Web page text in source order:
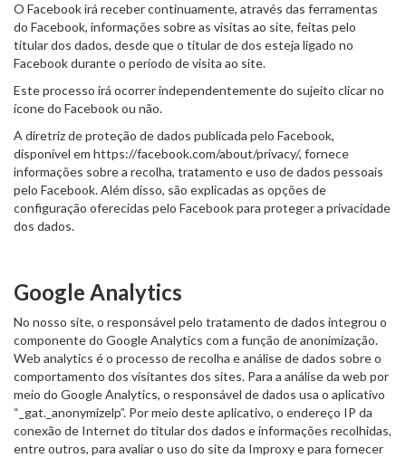
O Facebook irá receber continuamente, através das ferramentas
do Facebook, informações sobre as visitas ao site, feitas pelo
titular dos dados, desde que o titular de dos esteja ligado no
Facebook durante o período de visita ao site.
Este processo irá ocorrer independentemente do sujeito clicar no
ícone do Facebook ou não.
A diretriz de proteção de dados publicada pelo Facebook,
disponível em https://facebook.com/about/privacy/, fornece
informações sobre a recolha, tratamento e uso de dados pessoais
pelo Facebook. Além disso, são explicadas as opções de
configuração oferecidas pelo Facebook para proteger a privacidade
dos dados.
Google Analytics
No nosso site, o responsável pelo tratamento de dados integrou o
componente do Google Analytics com a função de anonimização.
Web analytics é o processo de recolha e análise de dados sobre o
comportamento dos visitantes dos sites. Para a análise da web por
meio do Google Analytics, o responsável de dados usa o aplicativo
“_gat._anonymizelp”. Por meio deste aplicativo, o endereço IP da
conexão de Internet do titular dos dados e informações recolhidas,
entre outros, para avaliar o uso do site da Improxy e para fornecer